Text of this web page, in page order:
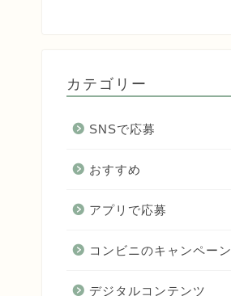
カテゴリー
SNSで応募
おすすめ
アプリで応募
コンビニのキャンペーン
デジタルコンテンツ